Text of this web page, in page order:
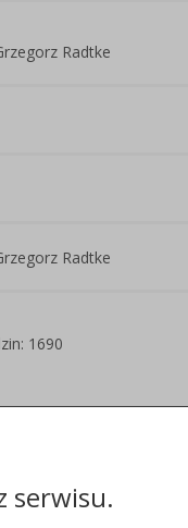
Radtke
Radtke
1690
serwisu.